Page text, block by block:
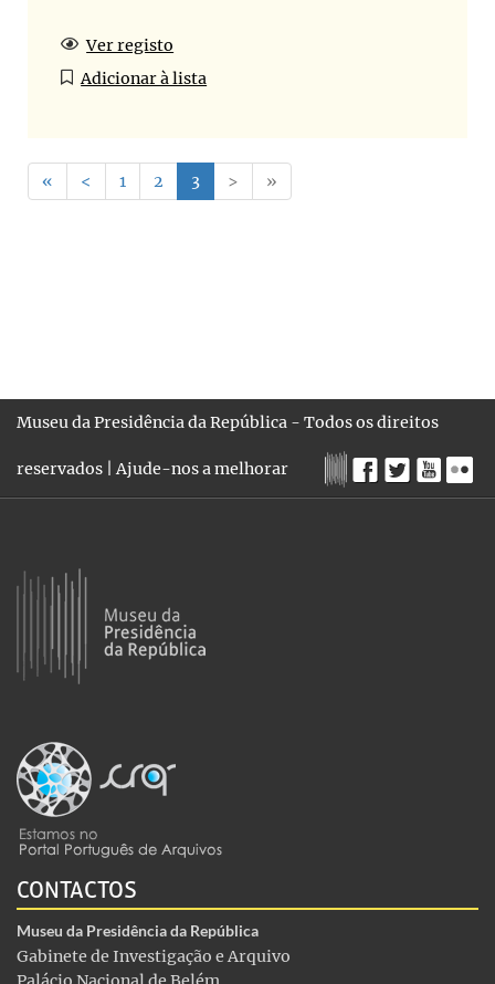
Ver registo
Adicionar à lista
« < 1 2 3 > »
Museu da Presidência da República - Todos os direitos
reservados |Ajude-nos a melhorar
CONTACTOS
Museu da Presidência da República
Gabinete de Investigação e Arquivo